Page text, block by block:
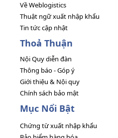
Về Weblogistics
Thuật ngữ xuất nhập khẩu
Tin tức cập nhật
Thoả Thuận
Nội Quy diễn đàn
Thông báo - Góp ý
Giới thiệu & Nội quy
Chính sách bảo mật
Mục Nổi Bật
Chứng từ xuất nhập khẩu